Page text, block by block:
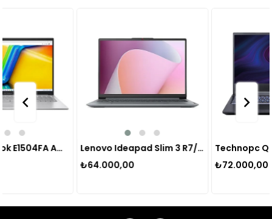
Asus Vivobook E1504FA Amd R5/8gb Ram/512gb Ssd 15.6" Notebook
Lenovo Ideapad Slim 3 R7/8gb/512gbssd/15.6" Notebook
₺64.000,00
₺72.000,00